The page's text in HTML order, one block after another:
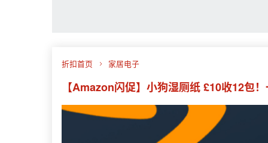
折扣首页 家居电子
【Amazon闪促】小狗湿厕纸 £10收12包